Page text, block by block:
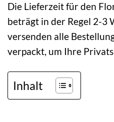
Die Lieferzeit für den
beträgt in der Regel 2-3
versenden alle
verpackt, um Ihre
Inhalt